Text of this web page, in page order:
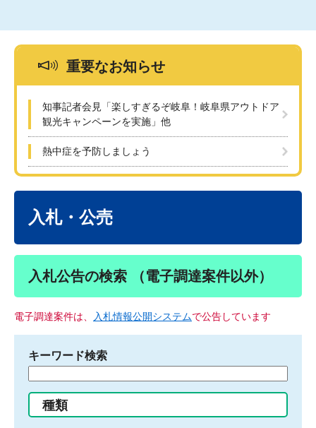
重要なお知らせ
知事記者会見「楽しすぎるぞ岐阜！岐阜県アウトドア
観光キャンペーンを実施」他
熱中症を予防しましょう
入札・公売
入札公告の検索 （電子調達案件以外）
電子調達案件は、 入札情報公開システムで公告しています
キーワード検索
る
種類